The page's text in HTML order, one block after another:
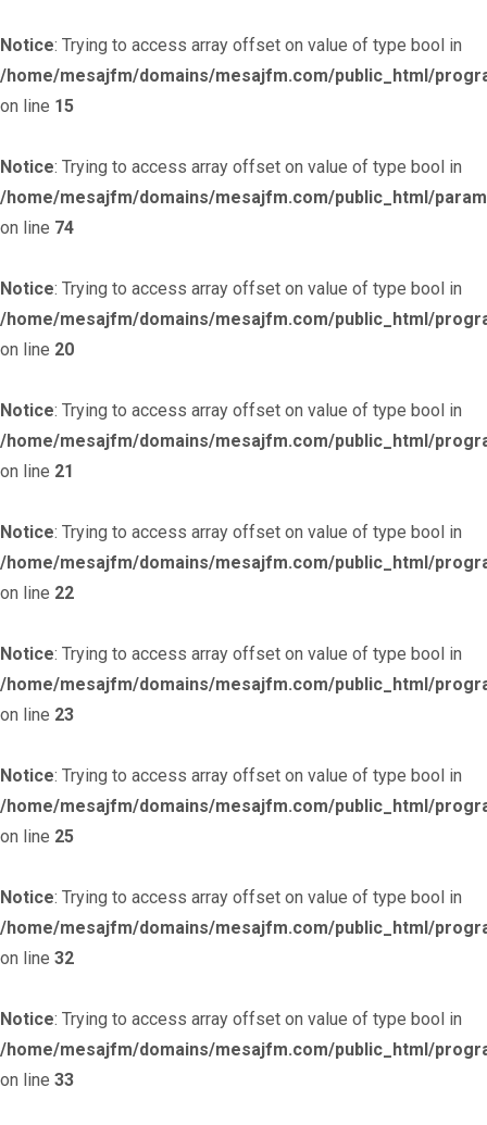
Notice: Trying to access array offset on value of type bool in
/home/mesajfm/domains/mesajfm.com/public_html/
on line 15
Notice: Trying to access array offset on value of type bool in
/home/mesajfm/domains/mesajfm.com/public_html/
on line 74
Notice: Trying to access array offset on value of type bool in
/home/mesajfm/domains/mesajfm.com/public_html/
on line 20
Notice: Trying to access array offset on value of type bool in
/home/mesajfm/domains/mesajfm.com/public_html/
on line 21
Notice: Trying to access array offset on value of type bool in
/home/mesajfm/domains/mesajfm.com/public_html/
on line 22
Notice: Trying to access array offset on value of type bool in
/home/mesajfm/domains/mesajfm.com/public_html/
on line 23
Notice: Trying to access array offset on value of type bool in
/home/mesajfm/domains/mesajfm.com/public_html/
on line 25
Notice: Trying to access array offset on value of type bool in
/home/mesajfm/domains/mesajfm.com/public_html/
on line 32
Notice: Trying to access array offset on value of type bool in
/home/mesajfm/domains/mesajfm.com/public_html/
on line 33